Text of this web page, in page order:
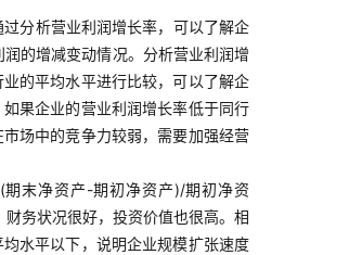
分析营业利润增长率，可以了解企
的增减变动情况。分析营业利润增
的平均水平进行比较，可以了解企
果企业的营业利润增长率低于同行
场中的竞争力较弱，需要加强经营
末净资产-期初净资产)/期初净资
务状况很好，投资价值也很高。相
水平以下，说明企业规模扩张速度